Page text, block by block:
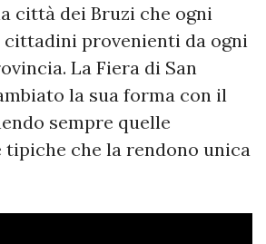
città dei Bruzi che ogni
provenienti da ogni
La Fiera di San
la sua forma con il
sempre quelle
che la rendono unica